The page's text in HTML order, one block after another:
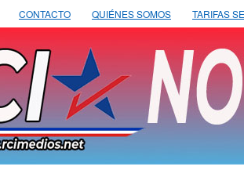
CONTACTO QUIÉNES SOMOS TARIFAS